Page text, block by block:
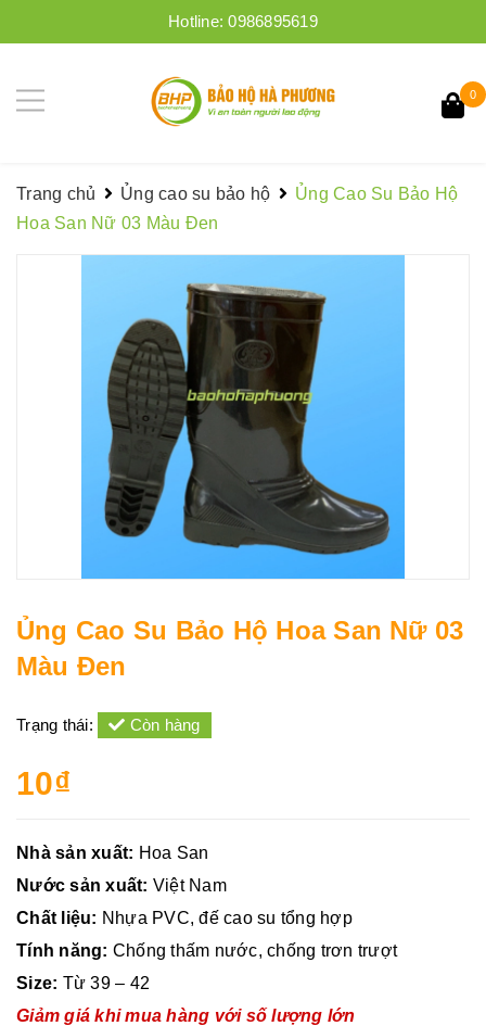
Hotline:0986895619
0
Trang chủ Ủng cao su bảo hộ
Ủng Cao Su Bảo Hộ
Hoa San Nữ 03 Màu Đen
Ủng Cao Su Bảo Hộ Hoa San Nữ 03
Màu Đen
Trạng thái: Còn hàng
10₫
Nhà sản xuất: Hoa San
Nước sản xuất: Việt Nam
Chất liệu: Nhựa PVC, đế cao su tổng hợp
Tính năng: Chống thấm nước, chống trơn trượt
Size: Từ 39 – 42
Giảm giá khi mua hàng với số lượng lớn